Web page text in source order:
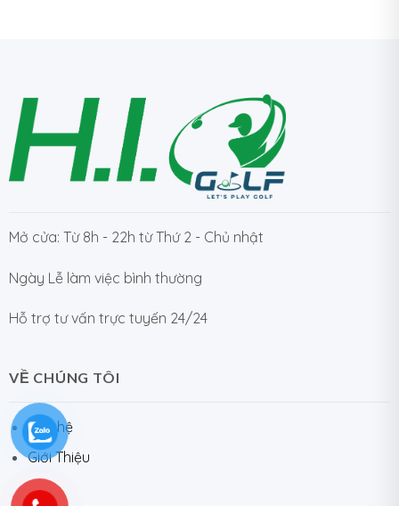
Mở cửa: Từ 8h - 22h từ Thứ 2 - Chủ nhật
Ngày Lễ làm việc bình thường
Hỗ trợ tư vấn trực tuyến 24/24
VỀ CHÚNG TÔI
Liên hệ
Giới Thiệu